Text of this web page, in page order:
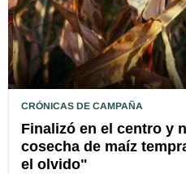
CRÓNICAS DE CAMPAÑA
Finalizó en el centro y
cosecha de maíz
el olvido"